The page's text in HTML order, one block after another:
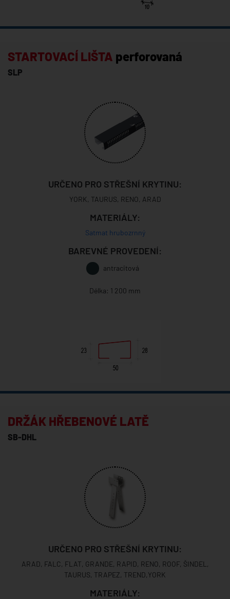
STARTOVACÍ LIŠTA perforovaná
SLP
URČENO PRO STŘEŠNÍ KRYTINU:
YORK, TAURUS, RENO, ARAD
MATERIÁLY:
Satmat hrubozrnný
BAREVNÉ PROVEDENÍ:
antracitová
Délka: 1 200 mm
DRŽÁK HŘEBENOVÉ LATĚ
SB-DHL
URČENO PRO STŘEŠNÍ KRYTINU:
ARAD, FALC, FLAT, GRANDE, RAPID, RENO, ROOF, ŠINDEL,
TAURUS, TRAPEZ, TREND,YORK
MATERIÁLY: